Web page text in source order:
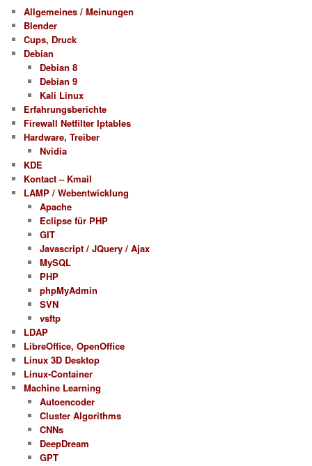
Allgemeines / Meinungen
Blender
Cups, Druck
Debian
Debian 8
Debian 9
Kali Linux
Erfahrungsberichte
Firewall Netfilter Iptables
Hardware, Treiber
Nvidia
KDE
Kontact – Kmail
LAMP / Webentwicklung
Apache
Eclipse für PHP
GIT
Javascript / JQuery / Ajax
MySQL
PHP
phpMyAdmin
SVN
vsftp
LDAP
LibreOffice, OpenOffice
Linux 3D Desktop
Linux-Container
Machine Learning
Autoencoder
Cluster Algorithms
CNNs
DeepDream
GPT